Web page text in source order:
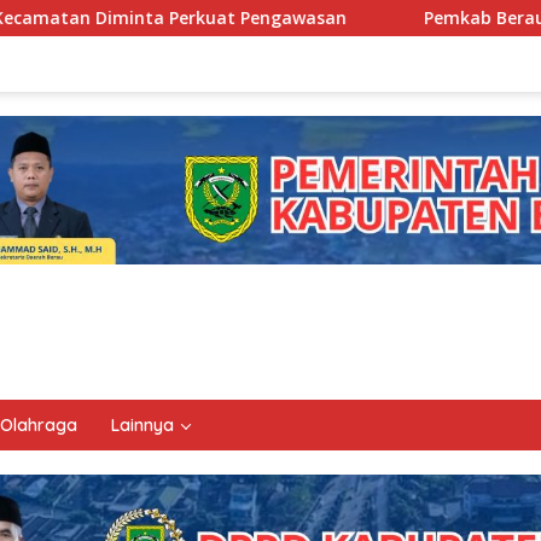
Pemkab Berau Siapkan Regenerasi
Olahraga Lainnya